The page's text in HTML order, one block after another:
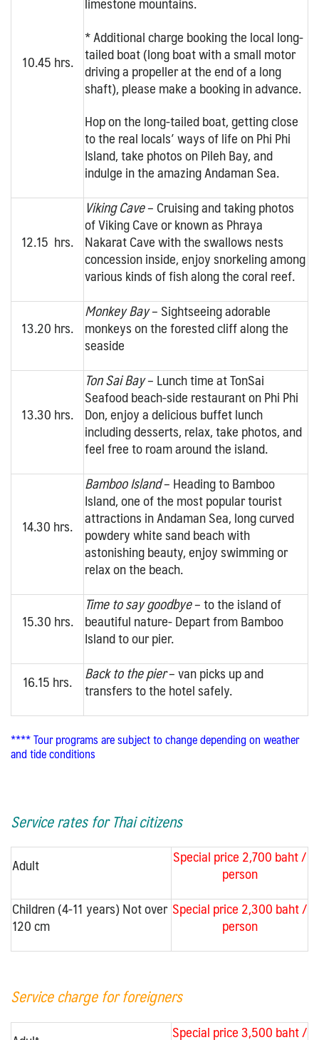
10.45 hrs.
* Additional charge booking the local long-
tailed boat (long boat with a small motor
driving a propeller at the end of a long
shaft), please make a booking in advance.
Hop on the long-tailed boat, getting close
to the real locals’ ways of life on Phi Phi
Island, take photos on Pileh Bay, and
indulge in the amazing Andaman Sea.
12.15 hrs.
Viking Cave– Cruising and taking photos
of Viking Cave or known as Phraya
Nakarat Cave with the swallows nests
concession inside, enjoy snorkeling among
various kinds of fish along the coral reef.
13.20 hrs.
Monkey Bay– Sightseeing adorable
monkeys on the forested cliff along the
seaside
13.30 hrs.
Ton Sai Bay– Lunch time at TonSai
Seafood beach-side restaurant on Phi Phi
Don, enjoy a delicious buffet lunch
including desserts, relax, take photos, and
feel free to roam around the island.
14.30 hrs.
Bamboo Island– Heading to Bamboo
Island, one of the most popular tourist
attractions in Andaman Sea, long curved
powdery white sand beach with
astonishing beauty, enjoy swimming or
relax on the beach.
15.30 hrs.
Time to say goodbye– to the island of
beautiful nature- Depart from Bamboo
Island to our pier.
16.15 hrs.
Back to the pier– van picks up and
transfers to the hotel safely.
**** Tour programs are subject to change depending on weather
and tide conditions
Service rates for Thai citizens
Adult Special price 2,700 baht /
person
Children (4-11 years) Not over
120 cm
Special price 2,300 baht /
person
Service charge for foreigners
Special price 3,500 baht /